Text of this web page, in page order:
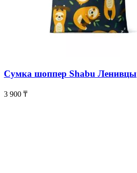
Сумка шоппер Shabu Ленивцы
3 900 ₸